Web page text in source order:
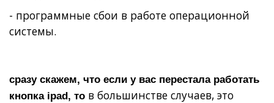
- программные сбои в работе операционной
системы.
сразу скажем, что если у вас перестала работать
кнопка ipad, то в большинстве случаев, это